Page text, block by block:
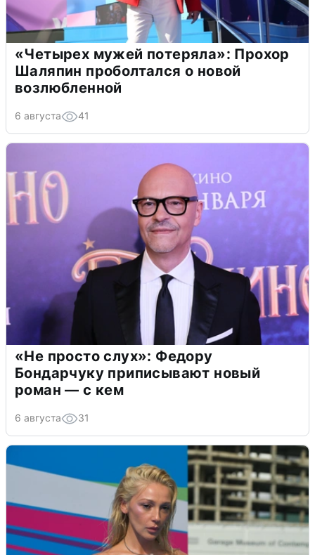
«Четырех мужей потеряла»: Прохор
Шаляпин проболтался о новой
возлюбленной
6 августа 41
«Не просто слух»: Федору
Бондарчуку приписывают новый
роман — с кем
6 августа 31